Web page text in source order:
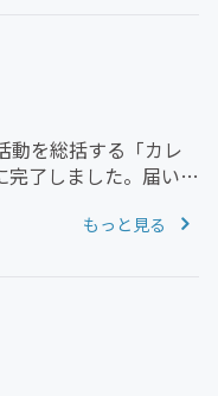
動を総括する「カレ
了しました。届いた
でした。 25日（日）
もっと見る